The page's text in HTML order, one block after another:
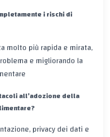
i rischi di
molto più rapida e mirata,
e migliorando la
all’adozione della
privacy dei dati e